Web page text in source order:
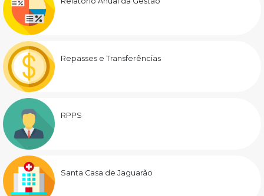
Repasses e Transferências
RPPS
Santa Casa de Jaguarão